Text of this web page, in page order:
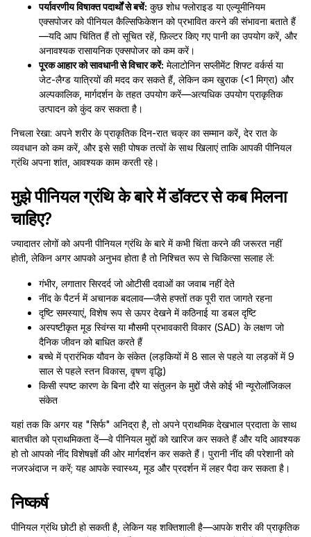
पर्यावरणीय विषाक्त पदार्थों से बचें: कुछ शोध फ्लोराइड या एल्यूमीनियम
एक्सपोजर को पीनियल कैल्सिफिकेशन को प्रभावित करने की संभावना बताते हैं
—यदि आप चिंतित हैं तो सूचित रहें, फ़िल्टर किए गए पानी का उपयोग करें, और
अनावश्यक रासायनिक एक्सपोजर को कम करें।
पूरक आहार को सावधानी से विचार करें: मेलाटोनिन सप्लीमेंट शिफ्ट वर्कर्स या
जेट-लैग्ड यात्रियों की मदद कर सकते हैं, लेकिन कम खुराक (<1 मिग्रा) और
अल्पकालिक, मार्गदर्शन के तहत उपयोग करें—अत्यधिक उपयोग प्राकृतिक
उत्पादन को कुंद कर सकता है।
निचला रेखा: अपने शरीर के प्राकृतिक दिन-रात चक्र का सम्मान करें, देर रात के
व्यवधान को कम करें, और इसे सही पोषक तत्वों के साथ खिलाएं ताकि आपकी पीनियल
ग्रंथि अपना शांत, आवश्यक काम करती रहे।
मुझे पीनियल ग्रंथि के बारे में डॉक्टर से कब मिलना
चाहिए?
ज्यादातर लोगों को अपनी पीनियल ग्रंथि के बारे में कभी चिंता करने की जरूरत नहीं
होती, लेकिन अगर आपको अनुभव होता है तो निश्चित रूप से चिकित्सा सलाह लें:
गंभीर, लगातार सिरदर्द जो ओटीसी दवाओं का जवाब नहीं देते
नींद के पैटर्न में अचानक बदलाव—जैसे हफ्तों तक पूरी रात जागते रहना
दृष्टि समस्याएं, विशेष रूप से ऊपर देखने में कठिनाई या डबल दृष्टि
अस्पष्टीकृत मूड स्विंग्स या मौसमी प्रभावकारी विकार (SAD) के लक्षण जो
दैनिक जीवन को बाधित करते हैं
बच्चे में प्रारंभिक यौवन के संकेत (लड़कियों में 8 साल से पहले या लड़कों में 9
साल से पहले स्तन विकास, वृषण वृद्धि)
किसी स्पष्ट कारण के बिना दौरे या संतुलन के मुद्दों जैसे कोई भी न्यूरोलॉजिकल
संकेत
यहां तक कि अगर यह "सिर्फ" अनिद्रा है, तो अपने प्राथमिक देखभाल प्रदाता के साथ
बातचीत को प्राथमिकता दें—वे पीनियल मुद्दों को खारिज कर सकते हैं और यदि आवश्यक
हो तो आपको नींद विशेषज्ञों की ओर मार्गदर्शन कर सकते हैं। पुरानी नींद की परेशानी को
नजरअंदाज न करें; यह आपके स्वास्थ्य, मूड और प्रदर्शन में लहर पैदा कर सकता है।
निष्कर्ष
पीनियल ग्रंथि छोटी हो सकती है, लेकिन यह शक्तिशाली है—आपके शरीर की प्राकृतिक